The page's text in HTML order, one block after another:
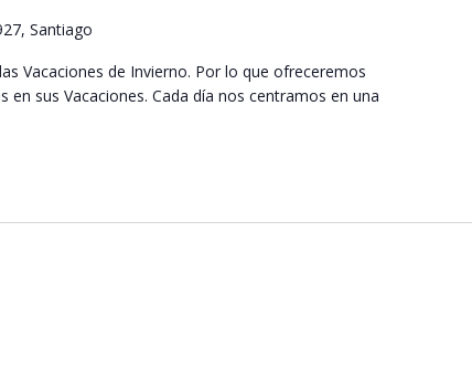
Santiago
Vacaciones de Invierno. Por lo que ofreceremos
sus Vacaciones. Cada día nos centramos en una